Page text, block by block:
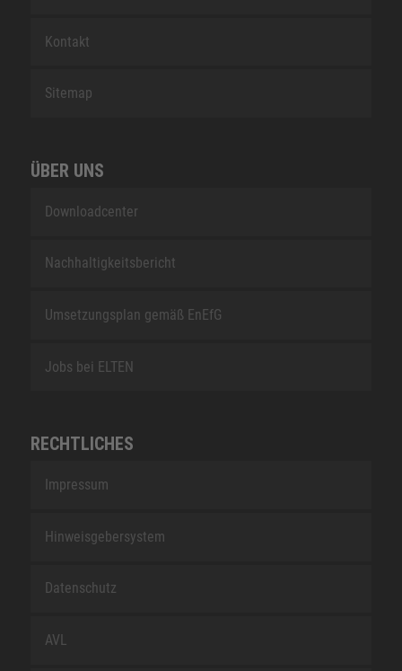
Kontakt
Sitemap
ÜBER UNS
Downloadcenter
Nachhaltigkeitsbericht
Umsetzungsplan gemäß EnEfG
Jobs bei ELTEN
RECHTLICHES
Impressum
Hinweisgebersystem
Datenschutz
AVL